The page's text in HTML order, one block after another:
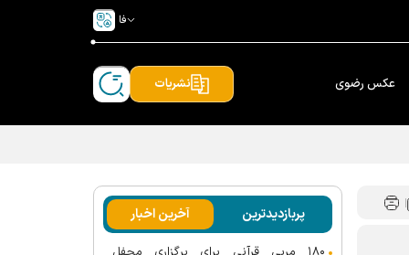
فا
عکس رضوی نشریات
پربازدیدترین آخرین اخبار